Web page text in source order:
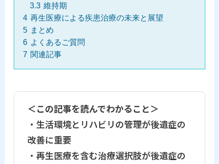
3.3 維持期
4 再生医療による疾患治療の未来と展望
5 まとめ
6 よくあるご質問
7 関連記事
＜この記事を読んでわかること＞
・ 生活環境とリハビリの管理が後遺症の
改善に重要
・ 再生医療を含む治療選択肢が後遺症の